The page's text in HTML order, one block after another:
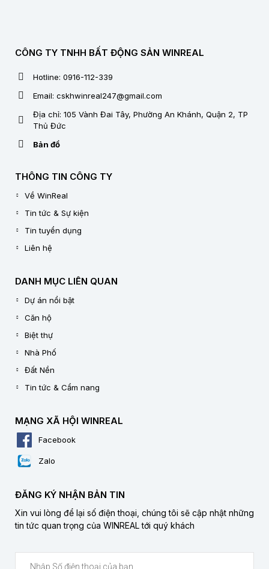
CÔNG TY TNHH BẤT ĐỘNG SẢN WINREAL
Hotline: 0916-112-339
Email: cskhwinreal247@gmail.com
Địa chỉ: 105 Vành Đai Tây, Phường An Khánh, Quận 2, TP
Thủ Đức
Bản đồ
THÔNG TIN CÔNG TY
Về WinReal
Tin tức & Sự kiện
Tin tuyển dụng
Liên hệ
DANH MỤC LIÊN QUAN
Dự án nổi bật
Căn hộ
Biệt thự
Nhà Phố
Đất Nền
Tin tức & Cẩm nang
MẠNG XÃ HỘI WINREAL
Facebook
Zalo
ĐĂNG KÝ NHẬN BẢN TIN
Xin vui lòng để lại số điện thoại, chúng tôi sẽ cập nhật những
tin tức quan trọng của WINREAL tới quý khách